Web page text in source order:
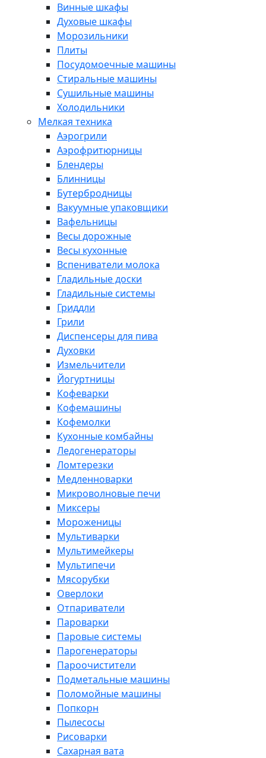
Винные шкафы
Духовые шкафы
Морозильники
Плиты
Посудомоечные машины
Стиральные машины
Сушильные машины
Холодильники
Мелкая техника
Аэрогрили
Аэрофритюрницы
Блендеры
Блинницы
Бутербродницы
Вакуумные упаковщики
Вафельницы
Весы дорожные
Весы кухонные
Вспениватели молока
Гладильные доски
Гладильные системы
Гриддли
Грили
Диспенсеры для пива
Духовки
Измельчители
Йогуртницы
Кофеварки
Кофемашины
Кофемолки
Кухонные комбайны
Ледогенераторы
Ломтерезки
Медленноварки
Микроволновые печи
Миксеры
Мороженицы
Мультиварки
Мультимейкеры
Мультипечи
Мясорубки
Оверлоки
Отпариватели
Пароварки
Паровые системы
Парогенераторы
Пароочистители
Подметальные машины
Поломойные машины
Попкорн
Пылесосы
Рисоварки
Сахарная вата